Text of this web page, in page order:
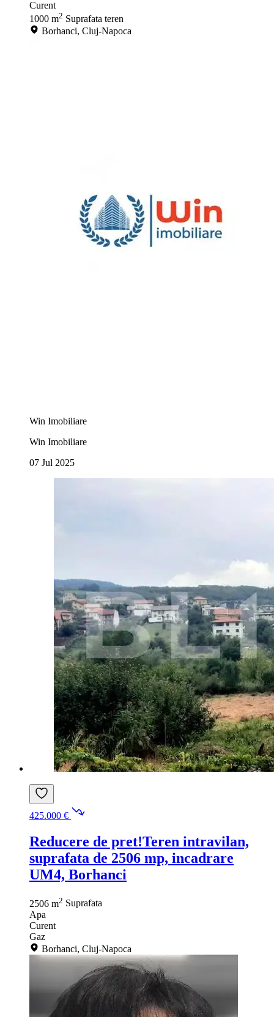
Curent
1000 m2 Suprafata teren
Borhanci, Cluj-Napoca
Win Imobiliare
Win Imobiliare
07 Jul 2025
425.000 €
Reducere de pret!Teren intravilan,
suprafata de 2506 mp, incadrare
UM4, Borhanci
2506 m2 Suprafata
Apa
Curent
Gaz
Borhanci, Cluj-Napoca